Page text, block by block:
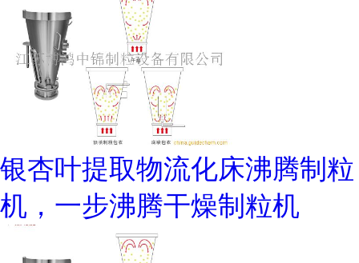
银杏叶提取物流化床沸腾制粒
机，一步沸腾干燥制粒机